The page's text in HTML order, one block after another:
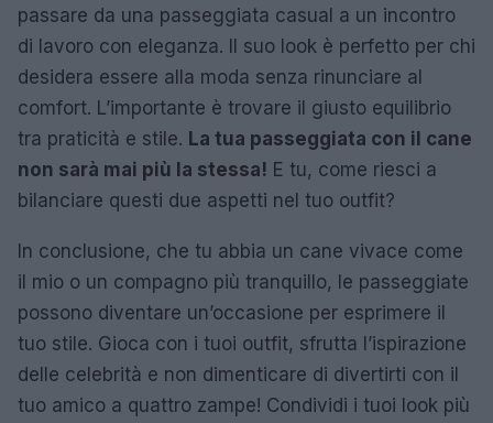
passare da una passeggiata casual a un incontro
di lavoro con eleganza. Il suo look è perfetto per chi
desidera essere alla moda senza rinunciare al
comfort. L’importante è trovare il giusto equilibrio
tra praticità e stile. La tua passeggiata con il cane
non sarà mai più la stessa! E tu, come riesci a
bilanciare questi due aspetti nel tuo outfit?
In conclusione, che tu abbia un cane vivace come
il mio o un compagno più tranquillo, le passeggiate
possono diventare un’occasione per esprimere il
tuo stile. Gioca con i tuoi outfit, sfrutta l’ispirazione
delle celebrità e non dimenticare di divertirti con il
tuo amico a quattro zampe! Condividi i tuoi look più